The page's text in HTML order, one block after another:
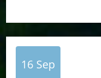
16 Sep